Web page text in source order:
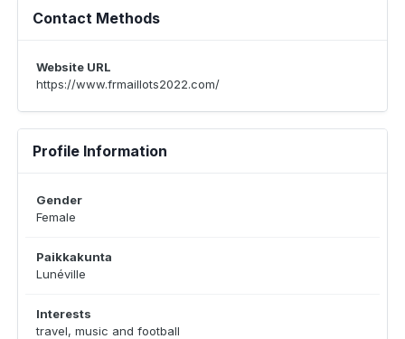
Contact Methods
Website URL
https://www.frmaillots2022.com/
Profile Information
Gender
Female
Paikkakunta
Lunéville
Interests
travel, music and football